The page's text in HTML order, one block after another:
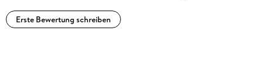
Erste Bewertung schreiben